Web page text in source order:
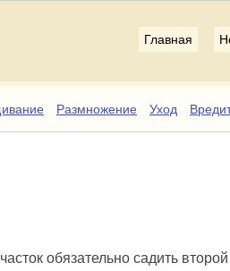
Главная
Размножение Уход
обязательно садить